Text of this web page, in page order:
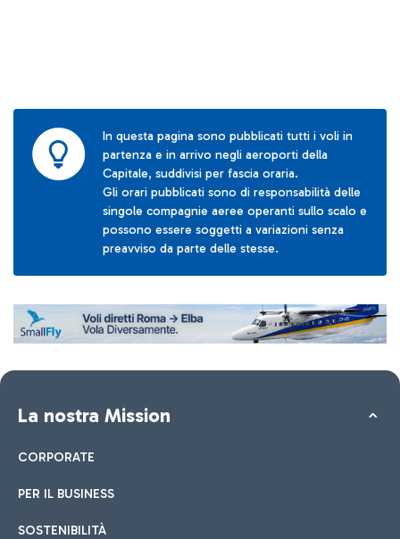
In questa pagina sono pubblicati tutti i voli in
partenza e in arrivo negli aeroporti della
Capitale, suddivisi per fascia oraria.
Gli orari pubblicati sono di responsabilità delle
singole compagnie aeree operanti sullo scalo e
possono essere soggetti a variazioni senza
preavviso da parte delle stesse.
La nostra Mission
CORPORATE
PER IL BUSINESS
SOSTENIBILITÀ